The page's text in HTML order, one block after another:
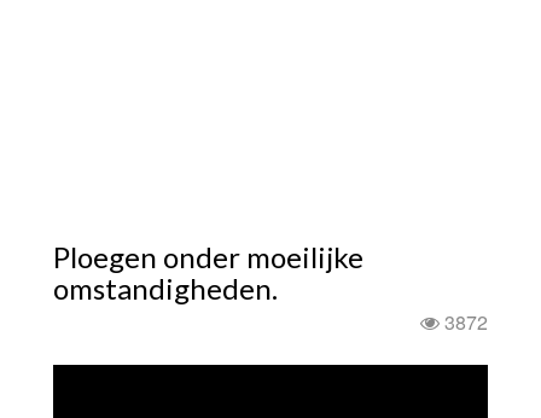
Ploegen onder moeilijke
omstandigheden.
3872